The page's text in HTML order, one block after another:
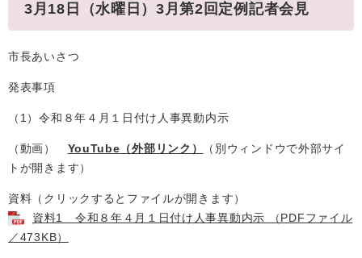
3月18日（水曜日）3月第2回定例記者会見
市長あいさつ
発表事項
（1）令和８年４月１日付け人事異動内示
（動画） YouTube （外部リンク）
（別ウィンドウで外部サイ
トが開きます）
資料（クリックするとファイルが開きます）
資料1 令和８年４月１日付け人事異動内示 （PDFファイル
／473KB）